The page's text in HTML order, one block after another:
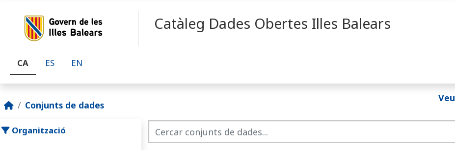
Catàleg Dades Obertes Illes Balears
CA ES EN
Conjunts de dades
Organització